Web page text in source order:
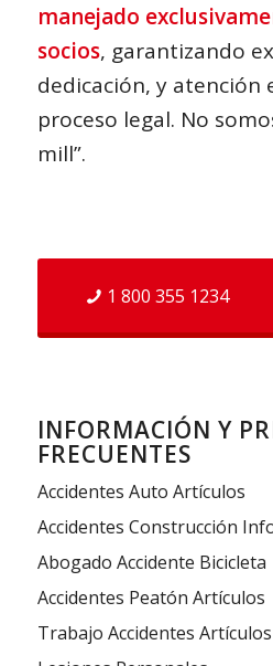
manejado
socios, garantizando
dedicación, y atención
proceso legal. No
mill”.
1 800 355 1234
INFORMACIÓN Y
FRECUENTES
Accidentes Auto Artículos
Accidentes Construcción
Abogado Accidente Bicicleta
Accidentes Peatón Artículos
Trabajo Accidentes Artículos